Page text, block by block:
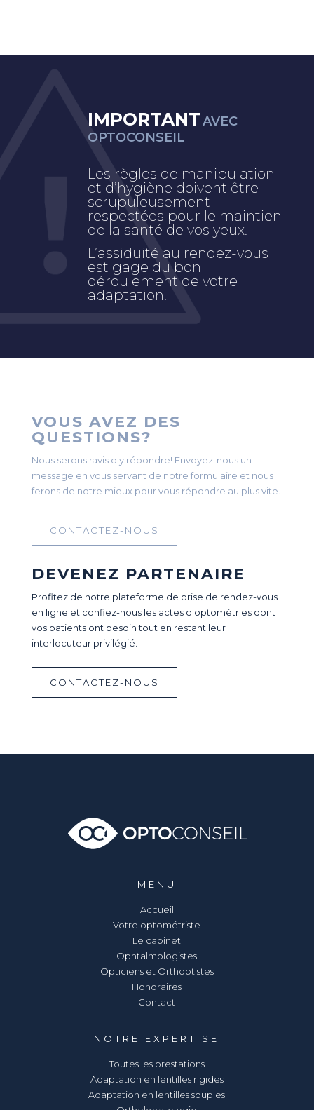
IMPORTANTAVEC
OPTOCONSEIL
Les règles de manipulation
et d’hygiène doivent être
scrupuleusement
respectées pour le maintien
de la santé de vos yeux.
L’assiduité au rendez-vous
est gage du bon
déroulement de votre
adaptation.
VOUS AVEZ DES
QUESTIONS?
Nous serons ravis d'y répondre! Envoyez-nous un
message en vous servant de notre formulaire et nous
ferons de notre mieux pour vous répondre au plus vite.
CONTACTEZ-NOUS
DEVENEZ PARTENAIRE
Profitez de notre plateforme de prise de rendez-vous
en ligne et confiez-nous les actes d'optométries dont
vos patients ont besoin tout en restant leur
interlocuteur privilégié.
CONTACTEZ-NOUS
MENU
Accueil
Votre optométriste
Le cabinet
Ophtalmologistes
Opticiens et Orthoptistes
Honoraires
Contact
NOTRE EXPERTISE
Toutes les prestations
Adaptation en lentilles rigides
Adaptation en lentilles souples